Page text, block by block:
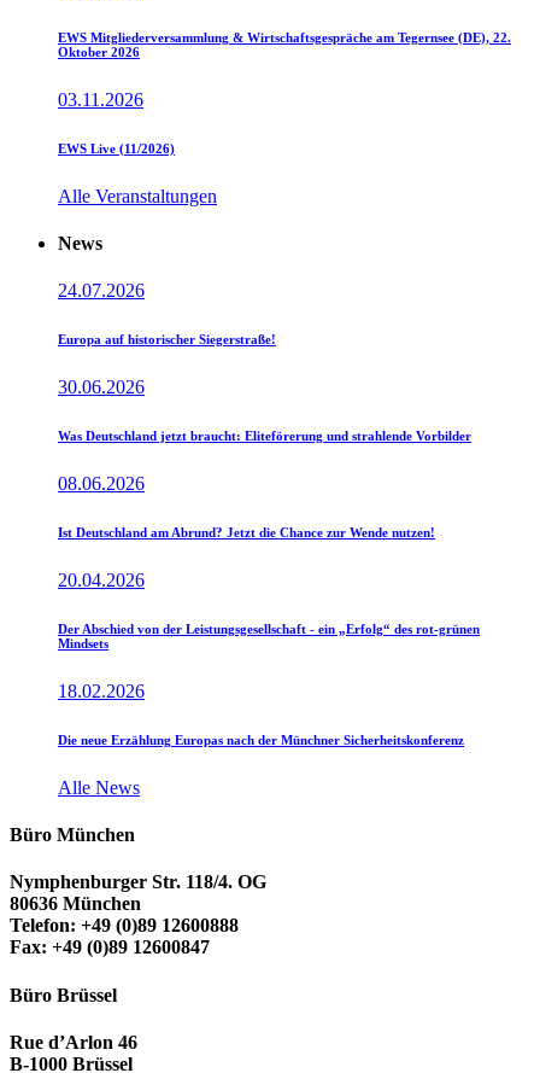
EWS Mitgliederversammlung & Wirtschaftsgespräche am Tegernsee (DE), 22.
Oktober 2026
03.11.2026
EWS Live (11/2026)
Alle Veranstaltungen
News
24.07.2026
Europa auf historischer Siegerstraße!
30.06.2026
Was Deutschland jetzt braucht: Eliteförerung und strahlende Vorbilder
08.06.2026
Ist Deutschland am Abrund? Jetzt die Chance zur Wende nutzen!
20.04.2026
Der Abschied von der Leistungsgesellschaft - ein „Erfolg“ des rot-grünen
Mindsets
18.02.2026
Die neue Erzählung Europas nach der Münchner Sicherheitskonferenz
Alle News
Büro München
Nymphenburger Str. 118/4. OG
80636 München
Telefon: +49 (0)89 12600888
Fax: +49 (0)89 12600847
Büro Brüssel
Rue d’Arlon 46
B-1000 Brüssel